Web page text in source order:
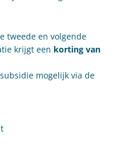
tweede en volgende
krijgt een korting van
mogelijk via de